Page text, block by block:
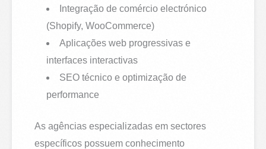
Integração de comércio electrónico
(Shopify, WooCommerce)
Aplicações web progressivas e
interfaces interactivas
SEO técnico e optimização de
performance
As agências especializadas em sectores
específicos possuem conhecimento